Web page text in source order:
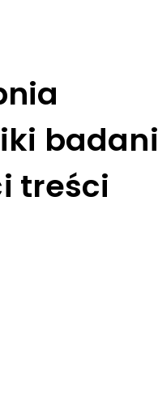
treści